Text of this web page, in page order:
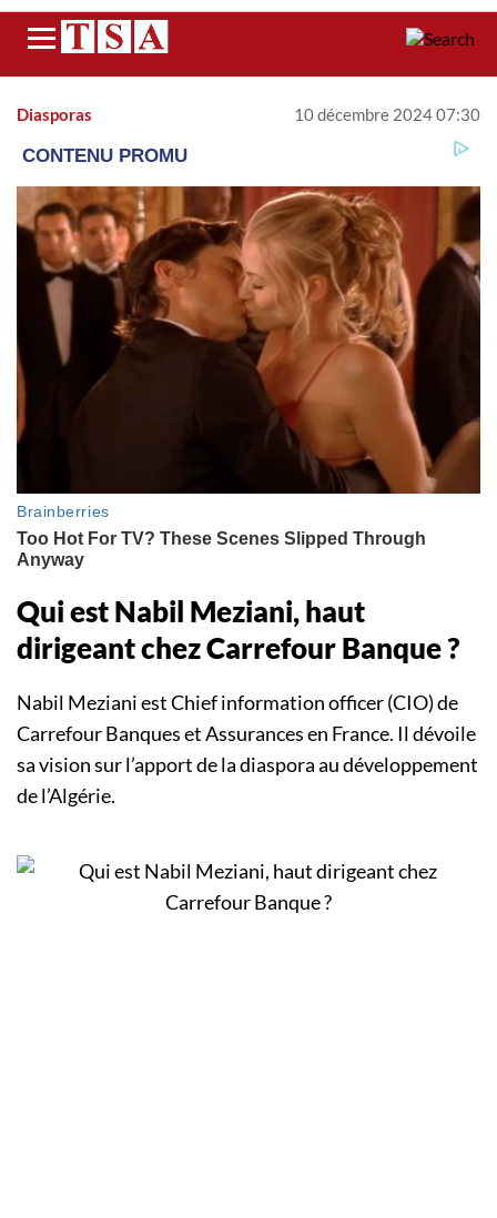
Menu
Diasporas 10 décembre 2024 07:30
Qui est Nabil Meziani, haut
dirigeant chez Carrefour Banque ?
Nabil Meziani est Chief information officer (CIO) de
Carrefour Banques et Assurances en France. Il dévoile
sa vision sur l’apport de la diaspora au développement
de l’Algérie.